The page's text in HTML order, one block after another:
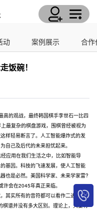
动 案例展示 合作
饭碗！
的观战，最终韩国棋手李世石一比四
最复杂的棋盘游戏，围棋曾经被视为
样轻易断言了。人工智能爆炸式的发
自己及后代的未来担忧起来。
应用在我们生活之中，比如智能导
基因。科技的飞速发展，使人工智能
也是必然。美国科学家、未来学家雷?
许会在2045年真正来临。
实所有的音符都可以看作二进制里
棋谱并没有多大区别。理论上，只要有